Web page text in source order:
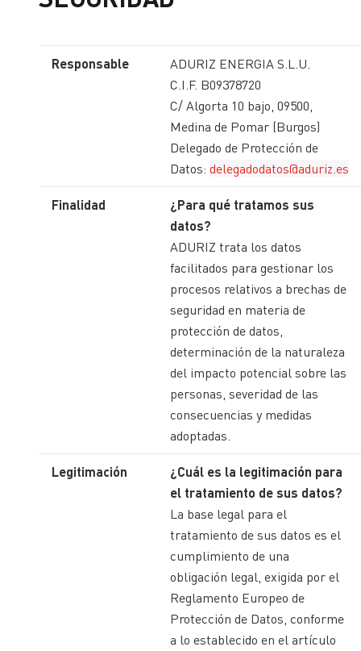
Responsable
ADURIZ ENERGIA S.L.U.
C.I.F. B09378720
C/ Algorta 10 bajo, 09500,
Medina de Pomar (Burgos)
Delegado de Protección de
Datos: delegadodatos@aduriz.es
Finalidad
¿Para qué tratamos sus
datos?
ADURIZ trata los datos
facilitados para gestionar los
procesos relativos a brechas de
seguridad en materia de
protección de datos,
determinación de la naturaleza
del impacto potencial sobre las
personas, severidad de las
consecuencias y medidas
adoptadas.
Legitimación
¿Cuál es la legitimación para
el tratamiento de sus datos?
La base legal para el
tratamiento de sus datos es el
cumplimiento de una
obligación legal, exigida por el
Reglamento Europeo de
Protección de Datos, conforme
a lo establecido en el artículo